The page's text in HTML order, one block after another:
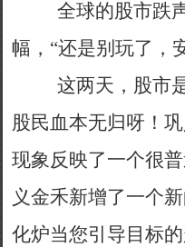
全球的股市跌声
幅，“还是别玩了
这两天，股市是
股民血本无归呀！
现象反映了一个很
义金禾新增了一个
化炉当您引导目标